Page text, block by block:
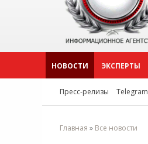
НОВОСТИ ЭКСПЕРТЫ
Пресс-релизы Telegram
Главная » Все новости